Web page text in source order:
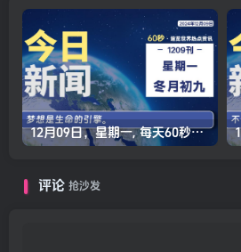
12月09日，星期一, 每天60秒读懂全世界！
评论 抢沙发